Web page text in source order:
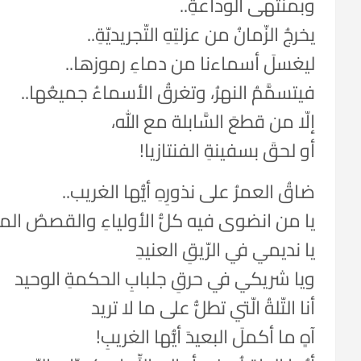
يخرجُ الزّمانُ من عزلتِهِ التّجريديّةِ..
ليغسلَ أسماءنا من دماءِ رموزها..
فيتسمَّمُ النهرُ، وتغرقُ الأسماءُ جميعُها..
إلّا من قطعَ السَّابلة مع الله،
أو لحقَ بسفينةِ الفنتازيا!
ضاقُ العمرُ على نذورِهِ أيُّها الغريب..
يا من انضوى فيه كلُّ الأولياءِ والقصصُ
يا نديمي في الرّيقِ العنيدِ
ويا شريكي في حرقِ جلبابِ الحكمةِ الوحيد
أنا التّلةُ الّتي تطلُّ على ما لا تريد
آهٍ ما أكملَ البعيدَ أيُّها الغريبِ!